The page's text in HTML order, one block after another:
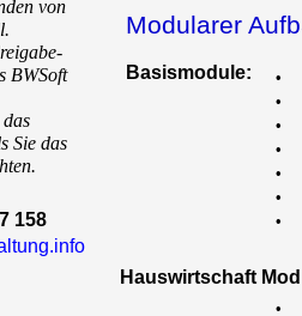
Modularer
Basismodule:
158
von
BWSoft
Sie das
•
•
•
•
•
•
•
Hauswirtschaft
•